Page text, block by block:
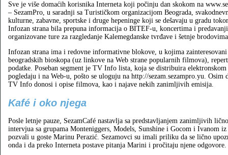
Sve je više domaćih korisnika Interneta koji počinju dan skokom na
– SezamPro, u saradnji sa Turističkom organizacijom Beograda,
kulturne, zabavne, sportske i druge hepeninge koji se dešavaju u gradu
Infozan strana bila prepuna informacija o BITEF-u, koncertima i
organizovane ture za razgledanje Kalemegdanske tvrđave i šetnje
Infozan strana ima i redovne informativne blokove, u kojima
beogradskih bioskopa (uz linkove na Web strane popularnih filmova),
podatke. Poseban segment je TV Info lista, koja se distribuira
pogledaju i na Web-u, pošto se uloguju na http://sezam.sezampro.yu.
TV Info donosi i opise filmova, kao i najave nekih zanimljivih emisija.
Kafé i oko njega
Posle letnje pauze, SezamCafé nastavlja sa predstavljanjem zanimljivih
intervjua sa grupama Monteniggers, Models, Sunshine i Gocom i Ivanom
pozvali u goste Marinu Perazić. Sezamovci su imali priliku da se lično
onda i da preko Interneta postave pitanja Marini i pročitaju njene odgovore.